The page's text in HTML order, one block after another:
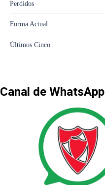
Canal de WhatsApp